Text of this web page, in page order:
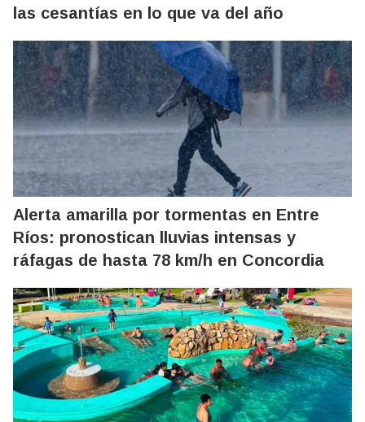
las cesantías en lo que va del año
Alerta amarilla por tormentas en Entre
Ríos: pronostican lluvias intensas y
ráfagas de hasta 78 km/h en Concordia